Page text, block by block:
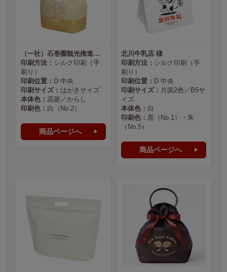
（一社）石巻圏観光推進機構様
印刷方法： シルク印刷（手
刷り）
印刷位置： D 中央
印刷サイズ： はがきサイズ
本体色： 花菱／からし
印刷色： 白（No.2）
商品ページへ
北川牛乳店 様
印刷方法： シルク印刷（手
刷り）
印刷位置： D 中央
印刷サイズ： 片面2色／B5サ
イズ
本体色： 白
印刷色： 黒（No.1）・朱
（No.5）
商品ページへ